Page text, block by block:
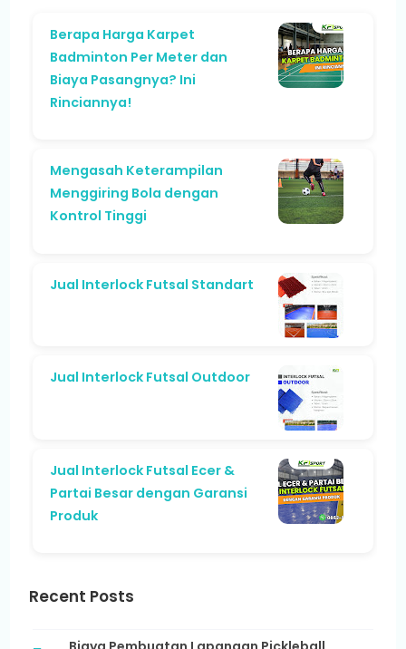
Berapa Harga Karpet
Badminton Per Meter dan
Biaya Pasangnya? Ini
Rinciannya!
Mengasah Keterampilan
Menggiring Bola dengan
Kontrol Tinggi
Jual Interlock Futsal Standart
Jual Interlock Futsal Outdoor
Jual Interlock Futsal Ecer &
Partai Besar dengan Garansi
Produk
Recent Posts